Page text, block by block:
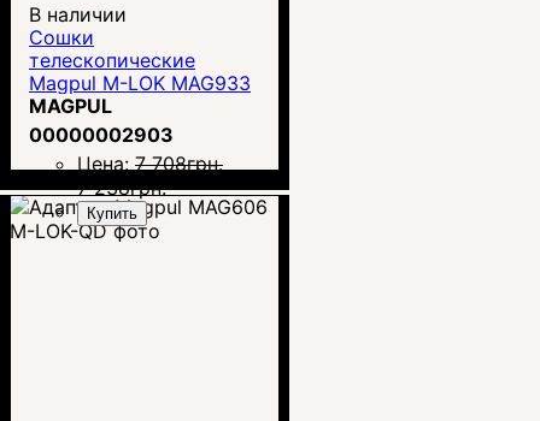
В наличии
Сошки
телескопические
Magpul M-LOK MAG933
MAGPUL
00000002903
Цена: 7 708грн.
7 238грн.
Купить